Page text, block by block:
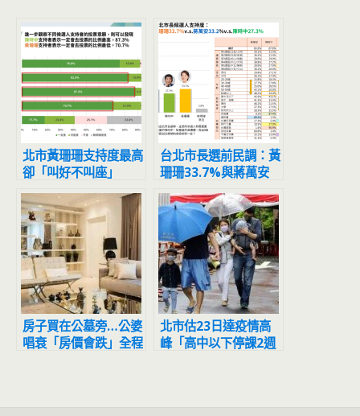
北市黃珊珊支持度最高
卻「叫好不叫座」
台北市長選前民調：黃
珊珊33.7%與蔣萬安
33.2%支持度差距小
陳時中27.3%緊追在
後
房子買在公墓旁…公婆
唱衰「房價會跌」全程
北市估23日達疫情高
峰「高中以下停課2週